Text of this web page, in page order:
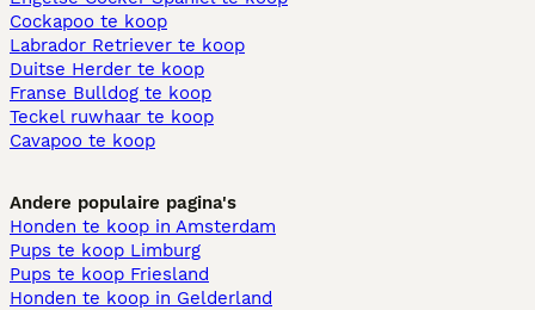
Cockapoo te koop
Labrador Retriever te koop
Duitse Herder te koop
Franse Bulldog te koop
Teckel ruwhaar te koop
Cavapoo te koop
Andere populaire pagina's
Honden te koop in Amsterdam
Pups te koop Limburg​
Pups te koop Friesland​
Honden te koop in Gelderland